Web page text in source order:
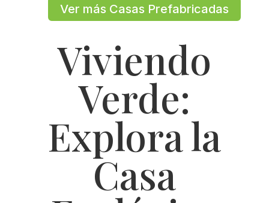
Ver más Casas Prefabricadas
Viviendo
Verde:
Explora la
Casa